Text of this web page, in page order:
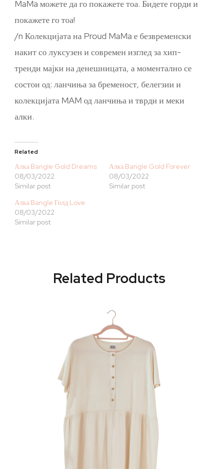
MaMa можете да го покажете тоа. Бидете горди и
покажете го тоа!
/n Колекцијата на Proud MaMa е безвременски
накит со луксузен и современ изглед за хип-
тренди мајки на денешницата, а моментално се
состои од: ланчиња за бременост, белегзии и
колекцијата MAM од ланчиња и тврди и меки
алки.
Related
Алка Bangle Gold Dreams
08/03/2022
Similar post
Алка Bangle Gold Forever
08/03/2022
Similar post
Алка Bangle Голд Love
08/03/2022
Similar post
Related Products